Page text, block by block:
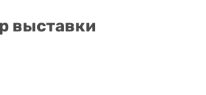
выставки